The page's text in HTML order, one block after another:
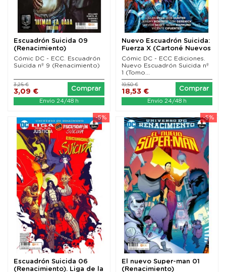
Escuadrón Suicida 09
(Renacimiento)
Cómic DC - ECC. Escuadrón
Suicida nº 9 (Renacimiento)
3,09 €
3,25 €
Comprar
Envío 24/48 h
Nuevo Escuadrón Suicida:
Fuerza X (Cartoné Nuevos
52 01)
Cómic DC - ECC Ediciones.
Nuevo Escuadrón Suicida nº
1 (Tomo...
18,53 €
19,50 €
Comprar
Envío 24/48 h
-5%
Escuadrón Suicida 06
(Renacimiento). Liga de la
-5%
El nuevo Super-man 01
(Renacimiento)